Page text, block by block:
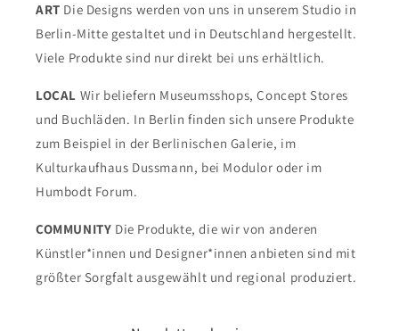
ART Die Designs werden von uns in unserem Studio in
Berlin-Mitte gestaltet und in Deutschland hergestellt.
Viele Produkte sind nur direkt bei uns erhältlich.
LOCAL Wir beliefern Museumsshops, Concept Stores
und Buchläden. In Berlin finden sich unsere Produkte
zum Beispiel in der Berlinischen Galerie, im
Kulturkaufhaus Dussmann, bei Modulor oder im
Humbodt Forum.
COMMUNITY Die Produkte, die wir von anderen
Künstler*innen und Designer*innen anbieten sind mit
größter Sorgfalt ausgewählt und regional produziert.